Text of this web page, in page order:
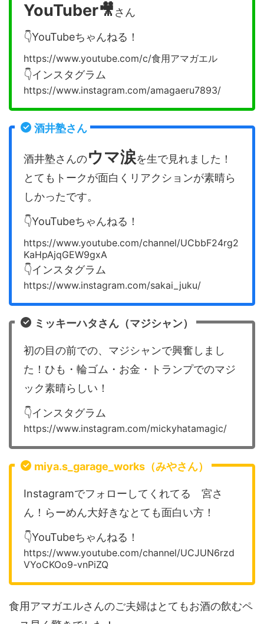
YouTuber🎥さん
👇YouTubeちゃんねる！
https://www.youtube.com/c/食用アマガエル
👇インスタグラム
https://www.instagram.com/amagaeru7893/
酒井塾さん
酒井塾さんのウマ涙を生で見れました！
とてもトークが面白くリアクションが素晴ら
しかったです。
👇YouTubeちゃんねる！
https://www.youtube.com/channel/UCbbF24rg2
KaHpAjqGEW9gxA
👇インスタグラム
https://www.instagram.com/sakai_juku/
ミッキーハタさん（マジシャン）
初の目の前での、マジシャンで興奮しまし
た！ひも・輪ゴム・お金・トランプでのマジ
ック素晴らしい！
👇インスタグラム
https://www.instagram.com/mickyhatamagic/
miya.s_garage_works（みやさん）
Instagramでフォローしてくれてる 宮さ
ん！らーめん大好きなとても面白い方！
👇YouTubeちゃんねる！
https://www.youtube.com/channel/UCJUN6rzd
VYoCKOo9-vnPiZQ
食用アマガエルさんのご夫婦はとてもお酒の飲むペ